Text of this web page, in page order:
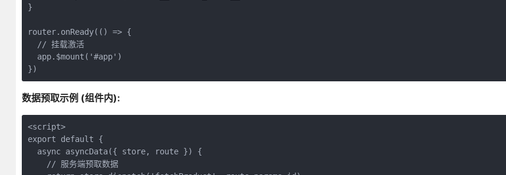
}
router.onReady(() => {
  // 挂载激活
  app.$mount('#app')
})
数据预取示例 (组件内):
<script>
export default {
  async asyncData({ store, route }) {
    // 服务端预取数据